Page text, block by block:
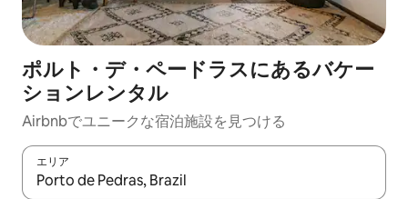
ポルト・デ・ペードラスにあるバケー
ションレンタル
Airbnbでユニークな宿泊施設を見つける
エリア
検索結果が表示されたら、上下の矢印キーを使って移動するか